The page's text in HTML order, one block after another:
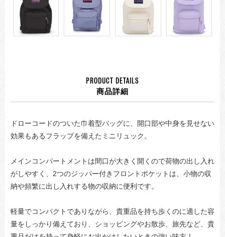
PRODUCT DETAILS
商品詳細
ドローコードのついた巾着型バッグに、開口部や中身を見せない
効果もあるフラップを備えたミニリュック。
メインコンパートメントは間口が大きく開くので荷物の出し入れ
がしやすく、2つのジッパー付きフロントポケットは、小物の収
納や頻繁に出し入れする物の収納に便利です。
軽量でコンパクトでありながら、貴重品を持ち歩くのに適した容
量をしっかり備えており、ショッピングやお散歩、旅先など、貴